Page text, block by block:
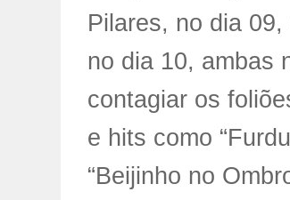
Pilares, no dia
no dia 10, ambas
contagiar os
e hits como
“Beijinho no